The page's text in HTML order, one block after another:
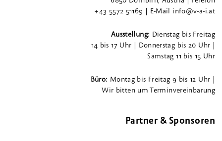
+43 5572 51169 | E-Mail info@v-a-i.at
Ausstellung: Dienstag bis Freitag
14 bis 17 Uhr | Donnerstag bis 20 Uhr |
Samstag 11 bis 15 Uhr
Büro: Montag bis Freitag 9 bis 12 Uhr |
Wir bitten um Terminvereinbarung
Partner & Sponsoren